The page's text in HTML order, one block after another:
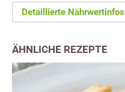
Detaillierte Nährwertinfos
ÄHNLICHE REZEPTE